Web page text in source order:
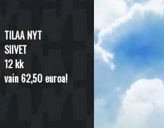
TILAA NYT
SIIVET
12 kk
vain 62,50 euroa!